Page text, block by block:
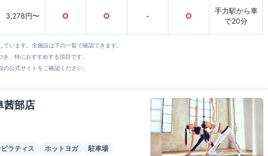
3,278円〜 ○ ○ - ○
手力駅から車
で20分
います。全施設は下の一覧で確認できます。
、特におすすめする項目です。
公式サイトをご確認ください。
茜部店
ラティス ホットヨガ
駐車場